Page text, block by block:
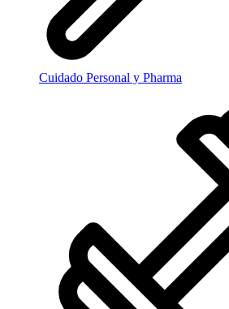
Cuidado Personal y Pharma